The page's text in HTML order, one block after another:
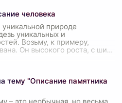
человека
природе
уникальных и
Возьму, к примеру,
Он высокого роста, с ши...
тему "Описание памятника